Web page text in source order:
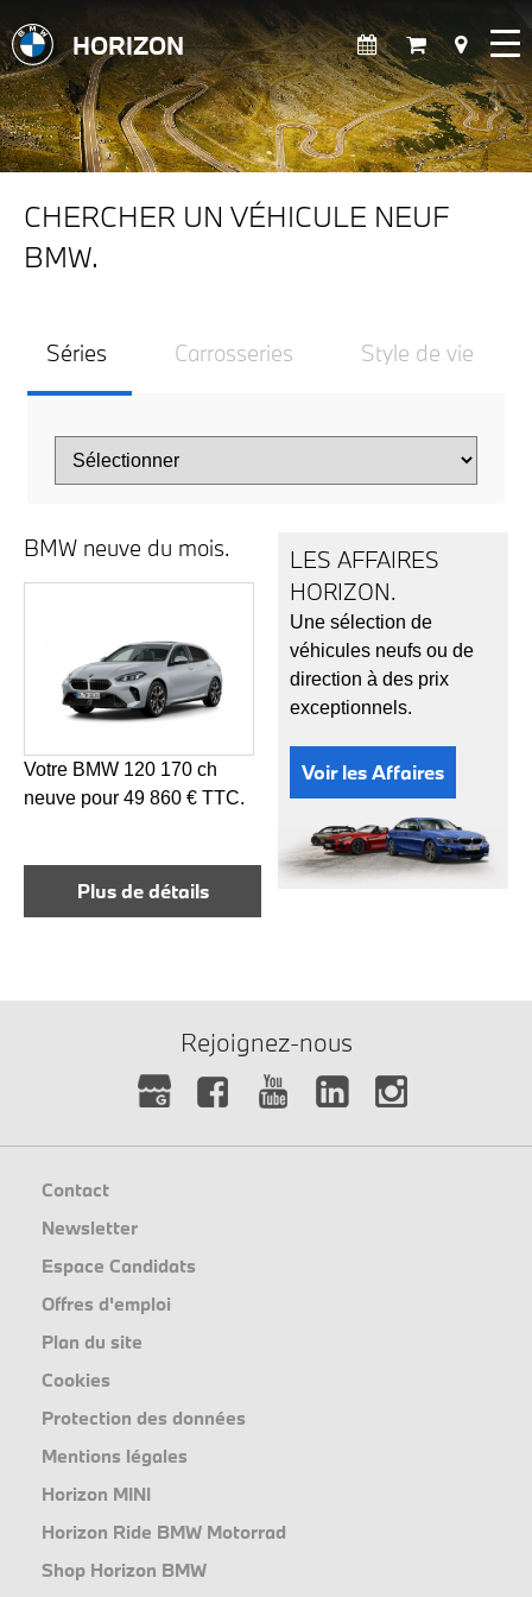
HORIZON
CHERCHER UN VÉHICULE NEUF
BMW.
Séries Carrosseries Style de vie
BMW neuve du mois.
Votre BMW 120 170 ch
neuve pour 49 860 € TTC.
Plus de détails
LES AFFAIRES
HORIZON.
Une sélection de
véhicules neufs ou de
direction à des prix
exceptionnels.
Voir les Affaires
Rejoignez-nous
Contact
Newsletter
Espace Candidats
Offres d'emploi
Plan du site
Cookies
Protection des données
Mentions légales
Horizon MINI
Horizon Ride BMW Motorrad
Shop Horizon BMW